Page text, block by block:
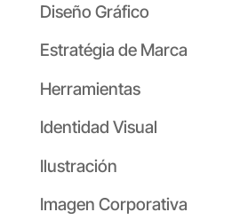
Diseño Gráfico
Estratégia de Marca
Herramientas
Identidad Visual
Ilustración
Imagen Corporativa